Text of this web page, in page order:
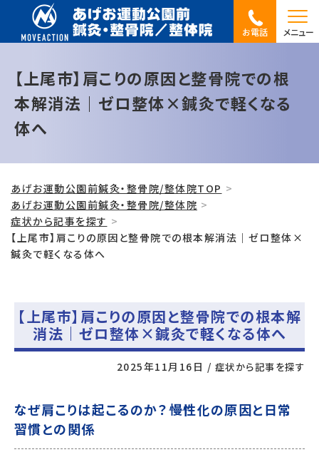
お電話 メニュー
【上尾市】肩こりの原因と整骨院での根
本解消法｜ゼロ整体×鍼灸で軽くなる
体へ
あげお運動公園前鍼灸・整骨院/整体院TOP
あげお運動公園前鍼灸・整骨院/整体院
症状から記事を探す
【上尾市】肩こりの原因と整骨院での根本解消法｜ゼロ整体×
鍼灸で軽くなる体へ
【上尾市】肩こりの原因と整骨院での根本解
消法｜ゼロ整体×鍼灸で軽くなる体へ
2025年11月16日 / 症状から記事を探す
なぜ肩こりは起こるのか？――慢性化の原因と日常
習慣との関係